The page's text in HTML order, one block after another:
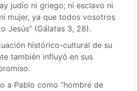
judío ni griego; ni esclavo ni
mujer, ya que todos vosotros
Jesús” (Gálatas 3, 28).
histórico-cultural de su
también influyó en sus
a Pablo como “hombre de